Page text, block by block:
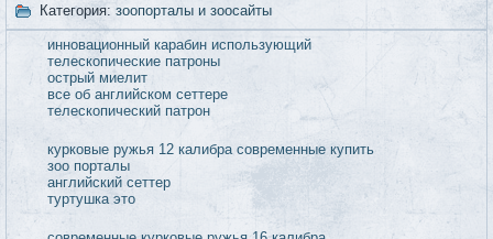
Категория:зоопорталы и зоосайты
инновационный карабин использующий
телескопические патроны
острый миелит
все об английском сеттере
телескопический патрон
курковые ружья 12 калибра современные купить
зоо порталы
английский сеттер
туртушка это